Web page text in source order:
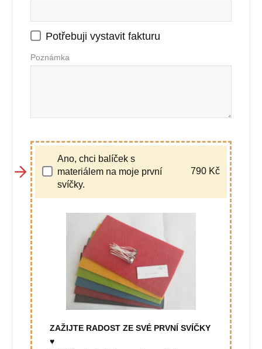
Potřebuji vystavit fakturu
Poznámka
Ano, chci balíček s
materiálem na moje první
svíčky.
790Kč
ZAŽIJTE RADOST ZE SVÉ PRVNÍ SVÍČKY
♥